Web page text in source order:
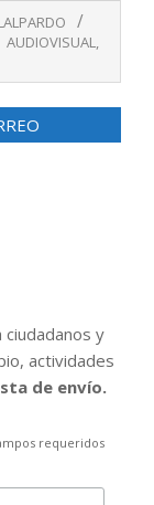
AUDIOVISUAL
ciudadanos y
actividades
de envío.
requeridos